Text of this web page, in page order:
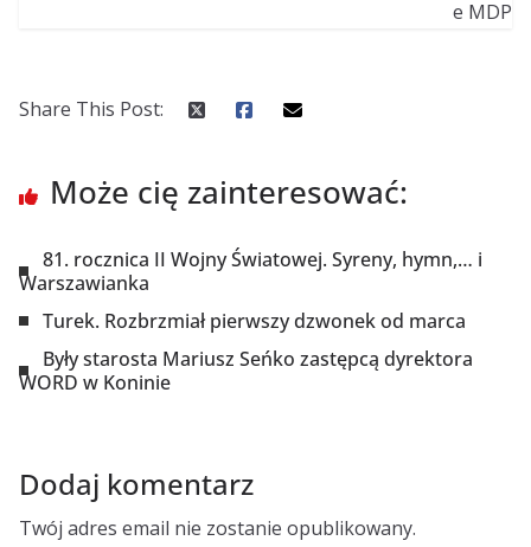
Share This Post:
Może cię zainteresować:
81. rocznica II Wojny Światowej. Syreny, hymn,… i
Warszawianka
Turek. Rozbrzmiał pierwszy dzwonek od marca
Były starosta Mariusz Seńko zastępcą dyrektora
WORD w Koninie
Dodaj komentarz
Twój adres email nie zostanie opublikowany.